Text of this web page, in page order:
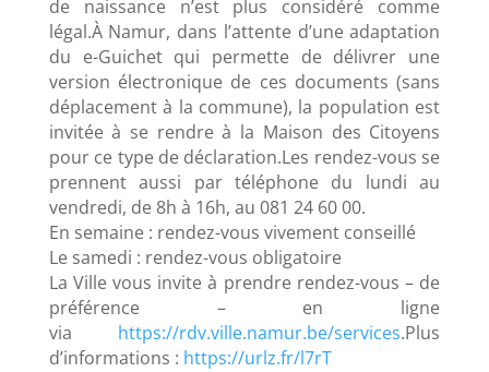
de naissance n’est plus considéré comme
légal.À Namur, dans l’attente d’une adaptation
du e-Guichet qui permette de délivrer une
version électronique de ces documents (sans
déplacement à la commune), la population est
invitée à se rendre à la Maison des Citoyens
pour ce type de déclaration.Les rendez-vous se
prennent aussi par téléphone du lundi au
vendredi, de 8h à 16h, au 081 24 60 00.
En semaine : rendez-vous vivement conseillé
Le samedi : rendez-vous obligatoire
La Ville vous invite à prendre rendez-vous – de
préférence – en ligne
via https://rdv.ville.namur.be/services.Plus
d’informations : https://urlz.fr/l7rT